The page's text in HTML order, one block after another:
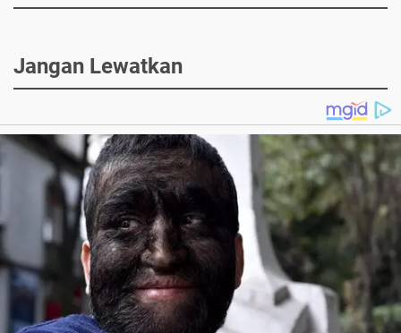
Jangan Lewatkan